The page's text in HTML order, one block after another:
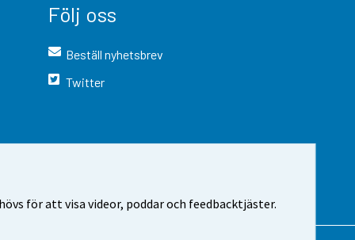
för att visa videor, poddar och feedbacktjäster.
Följ oss
Beställ nyhetsbrev
Twitter